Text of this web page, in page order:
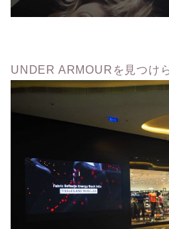
UNDER ARMOURを見つけ